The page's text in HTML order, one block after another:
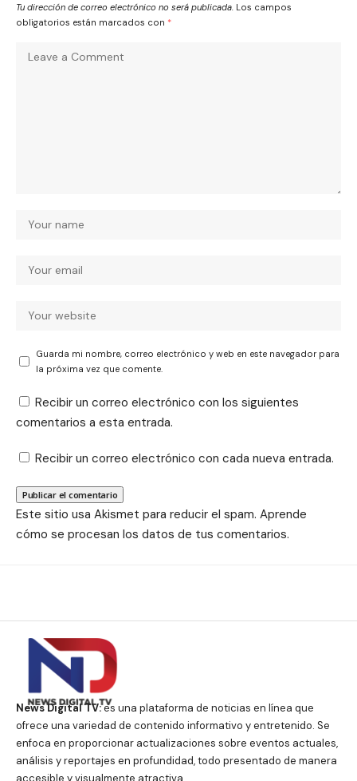
Tu dirección de correo electrónico no será publicada. Los campos
obligatorios están marcados con *
Guarda mi nombre, correo electrónico y web en este navegador para
la próxima vez que comente.
Recibir un correo electrónico con los siguientes
comentarios a esta entrada.
Recibir un correo electrónico con cada nueva entrada.
Este sitio usa Akismet para reducir el spam. Aprende
cómo se procesan los datos de tus comentarios.
News Digital TV:es una plataforma de noticias en línea que
ofrece una variedad de contenido informativo y entretenido. Se
enfoca en proporcionar actualizaciones sobre eventos actuales,
análisis y reportajes en profundidad, todo presentado de manera